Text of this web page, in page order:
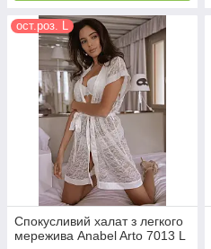
ост.роз. L
Спокусливий халат з легкого
мережива Anabel Arto 7013 L